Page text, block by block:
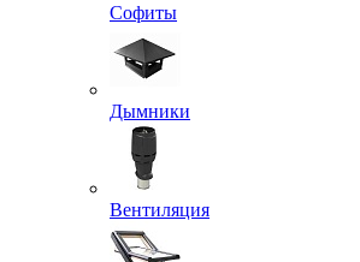
Софиты
Дымники
Вентиляция